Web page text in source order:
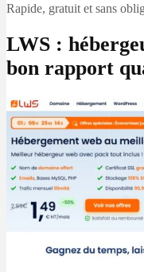
Rapide, gratuit et sans
LWS :
bon rapport